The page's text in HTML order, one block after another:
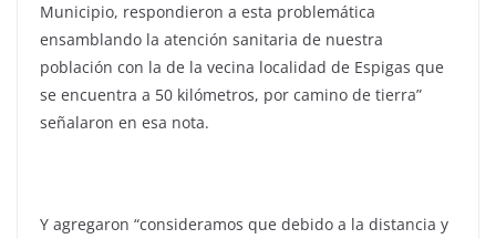
Municipio, respondieron a esta problemática
ensamblando la atención sanitaria de nuestra
población con la de la vecina localidad de Espigas que
se encuentra a 50 kilómetros, por camino de tierra”
señalaron en esa nota.
Y agregaron “consideramos que debido a la distancia y